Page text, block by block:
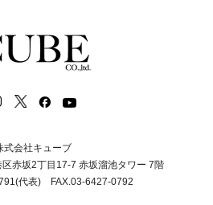
式会社キューブ
赤坂2丁目17-7 赤坂溜池タワー 7階
代表) FAX.03-6427-0792